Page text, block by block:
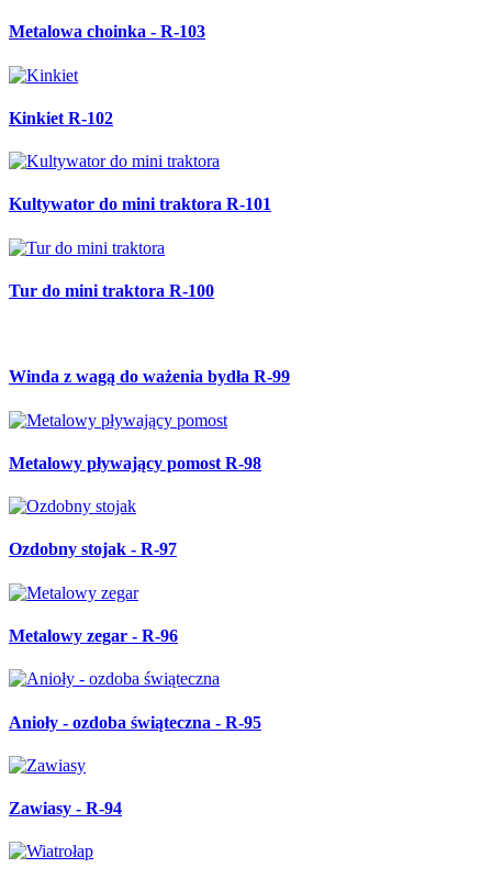
Metalowa choinka - R-103
Kinkiet R-102
Kultywator do mini traktora R-101
Tur do mini traktora R-100
Winda z wagą do ważenia bydła R-99
Metalowy pływający pomost R-98
Ozdobny stojak - R-97
Metalowy zegar - R-96
Anioły - ozdoba świąteczna - R-95
Zawiasy - R-94